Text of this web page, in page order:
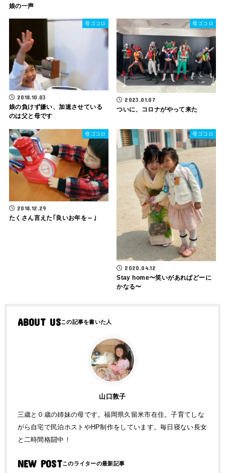
娘の一声
母ゴコロ
2018.10.03
娘の負けず嫌い、加速させている
のは父と母です
母ゴコロ
2023.01.07
ついに、コロナがやって来た
母ゴコロ
2018.12.29
たくさん言えた｢良いお年を～｣
母ゴコロ
2020.04.12
Stay home〜笑いがあればどーに
かなる〜
ABOUT US
山口敦子
三歳と０歳の姉妹の母です。福岡県久留米市在住。子育てしな
がら自宅で民泊ホストやHP制作をしています。毎日寝ない長女
と二時間格闘中！
NEW POST